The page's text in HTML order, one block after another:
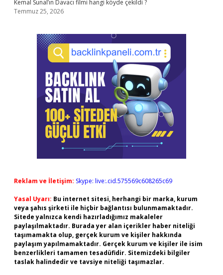
Kemal Sunal’ın Davacı filmi hangi köyde çekildi ?
Temmuz 25, 2026
Reklam ve İletişim: Skype: live:.cid.575569c608265c69
Yasal Uyarı: Bu internet sitesi, herhangi bir marka, kurum
veya şahıs şirketi ile hiçbir bağlantısı bulunmamaktadır.
Sitede yalnızca kendi hazırladığımız makaleler
paylaşılmaktadır. Burada yer alan içerikler haber niteliği
taşımamakta olup, gerçek kurum ve kişiler hakkında
paylaşım yapılmamaktadır. Gerçek kurum ve kişiler ile isim
benzerlikleri tamamen tesadüfidir. Sitemizdeki bilgiler
taslak halindedir ve tavsiye niteliği taşımazlar.